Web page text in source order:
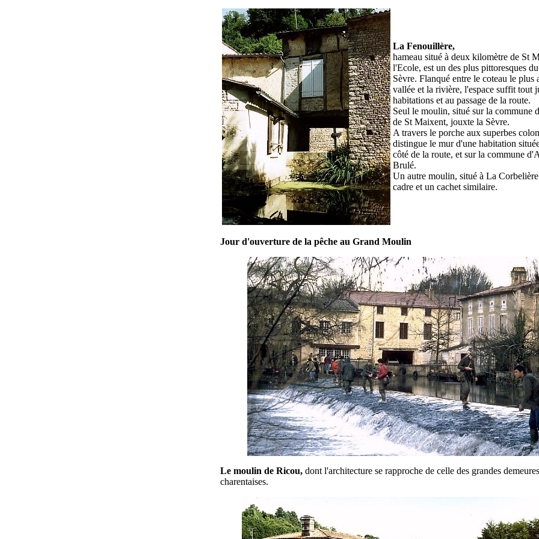
La Fenouillère,
hameau situé à deux kilomètre de St
l'Ecole, est un des plus pittoresques
Sèvre. Flanqué entre le coteau le plus
vallée et la rivière, l'espace suffit tout
habitations et au passage de la route.
Seul le moulin, situé sur la commune
de St Maixent, jouxte la Sèvre.
A travers le porche aux superbes
distingue le mur d'une habitation
côté de la route, et sur la commune
Brulé.
Un autre moulin, situé à La
cadre et un cachet similaire.
Jour d'ouverture de la pêche au Grand Moulin
Le moulin de Ricou, dont l'architecture se rapproche de celle des grandes demeures
charentaises.